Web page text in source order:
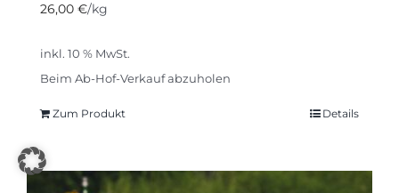
26,00 €/kg
inkl. 10 % MwSt.
Beim Ab-Hof-Verkauf abzuholen
Zum Produkt Details